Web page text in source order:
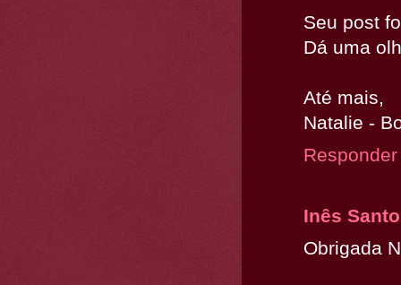
Seu post
Dá uma
Até mais,
Natalie -
Responder
Inês
Obrigada